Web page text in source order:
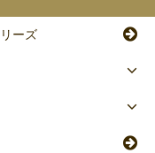
ーズ